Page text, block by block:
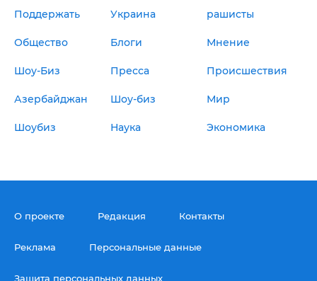
Поддержать Украина рашисты
Общество Блоги Мнение
Шоу-Биз Пресса Происшествия
Азербайджан Шоу-биз Мир
Шоубиз Наука Экономика
О проекте Редакция Контакты
Реклама Персональные данные
Защита персональных данных